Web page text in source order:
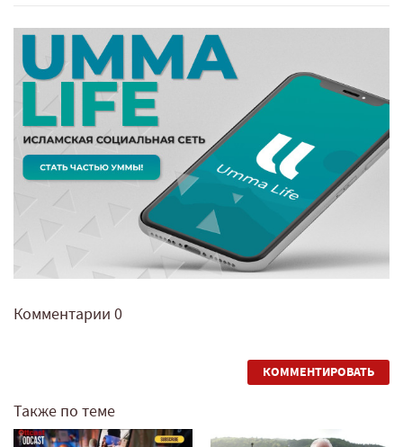
Комментарии 0
КОММЕНТИРОВАТЬ
Также по теме